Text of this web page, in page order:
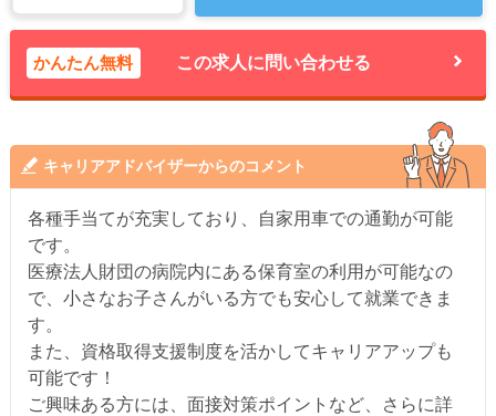
かんたん無料 この求人に問い合わせる
キャリアアドバイザーからのコメント
各種手当てが充実しており、自家用車での通勤が可能
です。
医療法人財団の病院内にある保育室の利用が可能なの
で、小さなお子さんがいる方でも安心して就業できま
す。
また、資格取得支援制度を活かしてキャリアアップも
可能です！
ご興味ある方には、面接対策ポイントなど、さらに詳